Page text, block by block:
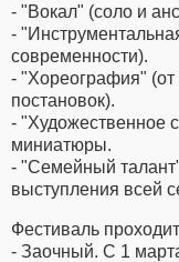
- "Вокал" (соло и
-
современности).
- "Хореография"
постановок).
- "Художественное
миниатюры.
- "Семейный
выступления всей
Фестиваль
- Заочный. С 1